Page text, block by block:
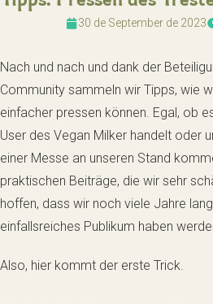
30 de September de 2023
Nach und nach und dank der
Community sammeln wir Tipps, wie
einfacher pressen können. Egal, ob
User des Vegan Milker handelt oder
einer Messe an unseren Stand
praktischen Beiträge, die wir sehr
hoffen, dass wir noch viele Jahre
einfallsreiches Publikum haben
Also, hier kommt der erste Trick.